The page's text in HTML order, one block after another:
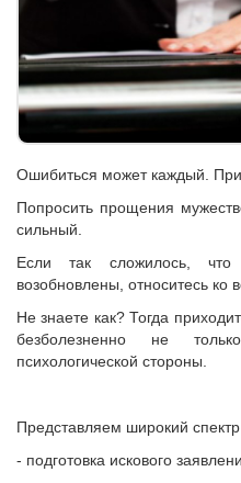
Ошибиться может каждый.
Попросить прощения
сильный.
Если так сложилось,
возобновлены, относитесь ко
Не знаете как? Тогда
безболезненно не
психологической стороны.
Представляем широкий спектр
- подготовка искового